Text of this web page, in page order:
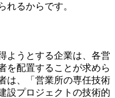
れるからです。
ようとする企業は、各営
を配置することが求めら
は、「営業所の専任技術
設プロジェクトの技術的